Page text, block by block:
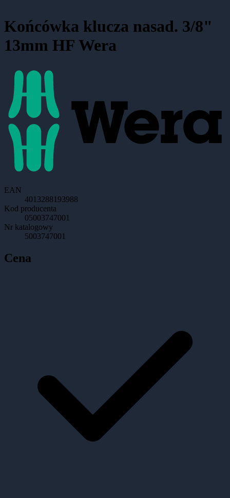
Końcówka klucza nasad. 3/8"
13mm HF Wera
EAN
4013288193988
Kod producenta
05003747001
Nr katalogowy
5003747001
Cena